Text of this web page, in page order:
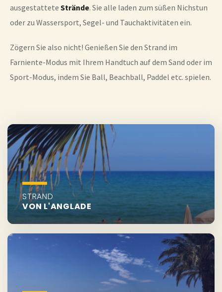
ausgestattete Strände. Sie alle laden zum süßen Nichstun
oder zu Wassersport, Segel- und Tauchaktivitäten ein.
Zögern Sie also nicht! Genießen Sie den Strand im
Farniente-Modus mit Ihrem Handtuch auf dem Sand oder im
Sport-Modus, indem Sie Ball, Beachball, Paddel etc. spielen.
STRAND
VON L'ANGLADE